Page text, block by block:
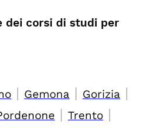
dei corsi di studi per
| Gemona | Gorizia |
| Trento |